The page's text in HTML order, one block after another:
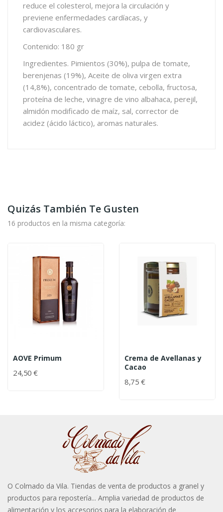
reduce el colesterol, mejora la circulación y
previene enfermedades cardíacas, y
cardiovasculares.
Contenido: 180 gr
Ingredientes. Pimientos (30%), pulpa de tomate,
berenjenas (19%), Aceite de oliva virgen extra
(14,8%), concentrado de tomate, cebolla, fructosa,
proteína de leche, vinagre de vino albahaca, perejil,
almidón modificado de maíz, sal, corrector de
acidez (ácido láctico), aromas naturales.
Quizás También Te Gusten
16 productos en la misma categoría:
AOVE Primum
24,50 €
Crema de Avellanas y
Cacao
8,75 €
O Colmado da Vila. Tiendas de venta de productos a granel y
productos para repostería... Amplia variedad de productos de
alimentación y los accesorios para la elaboración de